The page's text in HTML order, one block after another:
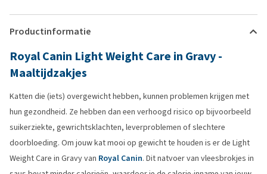
Productinformatie
Royal Canin Light Weight Care in Gravy -
Maaltijdzakjes
Katten die (iets) overgewicht hebben, kunnen problemen krijgen met
hun gezondheid. Ze hebben dan een verhoogd risico op bijvoorbeeld
suikerziekte, gewrichtsklachten, leverproblemen of slechtere
doorbloeding. Om jouw kat mooi op gewicht te houden is er de Light
Weight Care in Gravy van Royal Canin. Dit natvoer van vleesbrokjes in